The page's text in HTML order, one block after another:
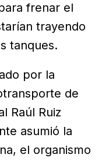
frenar el
trayendo
tanques.
por la
de
Raúl Ruiz
asumió la
el organismo